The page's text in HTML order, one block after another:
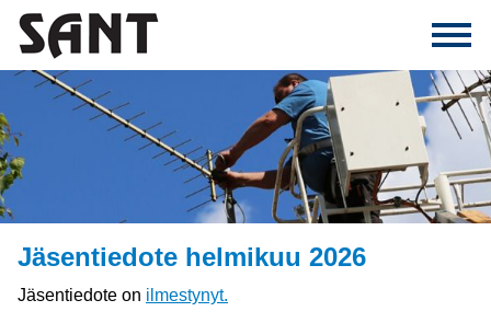
Jäsentiedote helmikuu 2026
Jäsentiedote on ilmestynyt.